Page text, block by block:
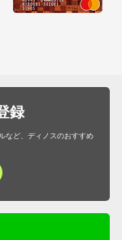
録
など、ディノスのおすすめ